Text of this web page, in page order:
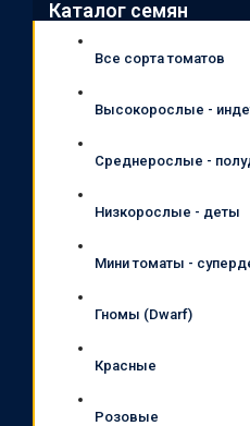
Каталог семян
Все сорта томатов
Высокорослые -
Среднерослые -
Низкорослые - деты
Мини томаты -
Гномы (Dwarf)
Красные
Розовые